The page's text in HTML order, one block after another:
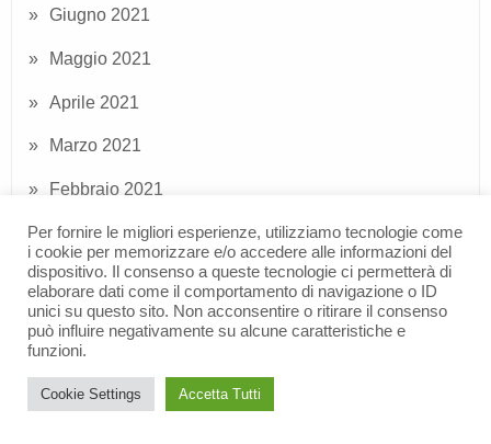
Giugno 2021
Maggio 2021
Aprile 2021
Marzo 2021
Febbraio 2021
Gennaio 2021
Dicembre 2020
Per fornire le migliori esperienze, utilizziamo tecnologie come
i cookie per memorizzare e/o accedere alle informazioni del
dispositivo. Il consenso a queste tecnologie ci permetterà di
elaborare dati come il comportamento di navigazione o ID
unici su questo sito. Non acconsentire o ritirare il consenso
può influire negativamente su alcune caratteristiche e
funzioni.
Cookie Settings Accetta Tutti